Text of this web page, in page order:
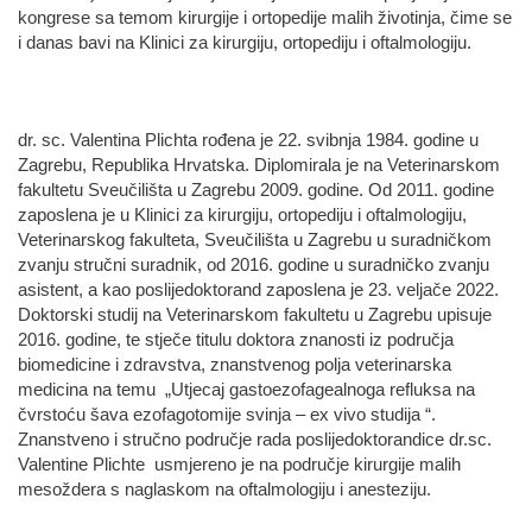
kongrese sa temom kirurgije i ortopedije malih životinja, čime se
i danas bavi na Klinici za kirurgiju, ortopediju i oftalmologiju.
dr. sc. Valentina Plichta rođena je 22. svibnja 1984. godine u
Zagrebu, Republika Hrvatska. Diplomirala je na Veterinarskom
fakultetu Sveučilišta u Zagrebu 2009. godine. Od 2011. godine
zaposlena je u Klinici za kirurgiju, ortopediju i oftalmologiju,
Veterinarskog fakulteta, Sveučilišta u Zagrebu u suradničkom
zvanju stručni suradnik, od 2016. godine u suradničko zvanju
asistent, a kao poslijedoktorand zaposlena je 23. veljače 2022.
Doktorski studij na Veterinarskom fakultetu u Zagrebu upisuje
2016. godine, te stječe titulu doktora znanosti iz područja
biomedicine i zdravstva, znanstvenog polja veterinarska
medicina na temu „Utjecaj gastoezofagealnoga refluksa na
čvrstoću šava ezofagotomije svinja – ex vivo studija “.
Znanstveno i stručno područje rada poslijedoktorandice dr.sc.
Valentine Plichte usmjereno je na područje kirurgije malih
mesoždera s naglaskom na oftalmologiju i anesteziju.